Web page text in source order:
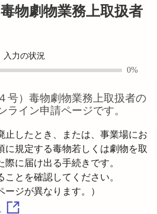
毒物劇物業務上取扱者
入力の状況
0%
号）毒物劇物業務上取扱者の
ライン申請ページです。
止したとき、または、事業場にお
に規定する毒物若しくは劇物を取
に届け出る手続きです。
とを確認してください。
ージが異なります。）